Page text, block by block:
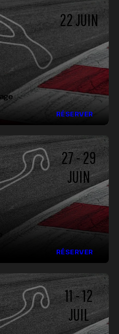
22 JUIN
RÉSERVER
27 - 29
JUIN
RÉSERVER
11 - 12
JUIL